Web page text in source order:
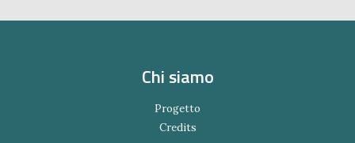
Chi siamo
Progetto
Credits